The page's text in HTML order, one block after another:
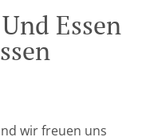
Essen
wir freuen uns